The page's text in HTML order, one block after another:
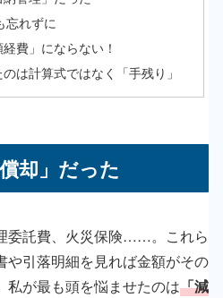
忘れずに
費」にならない！
は計算式ではなく「手残り」
却」だった
委託費、火災保険……。これら
や引落明細を見れば金額がその
私が最も頭を悩ませたのは「減